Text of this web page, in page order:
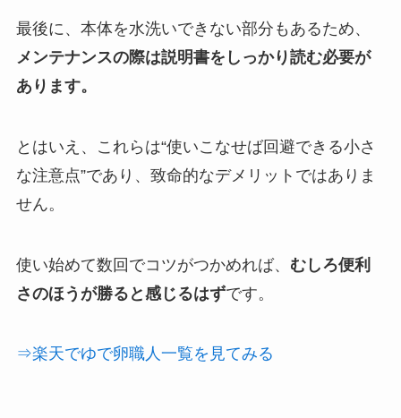
最後に、本体を水洗いできない部分もあるため、
メンテナンスの際は説明書をしっかり読む必要が
あります。
とはいえ、これらは“使いこなせば回避できる小さ
な注意点”であり、致命的なデメリットではありま
せん。
使い始めて数回でコツがつかめれば、 むしろ便利
さのほうが勝ると感じるはずです。
⇒楽天でゆで卵職人一覧を見てみる